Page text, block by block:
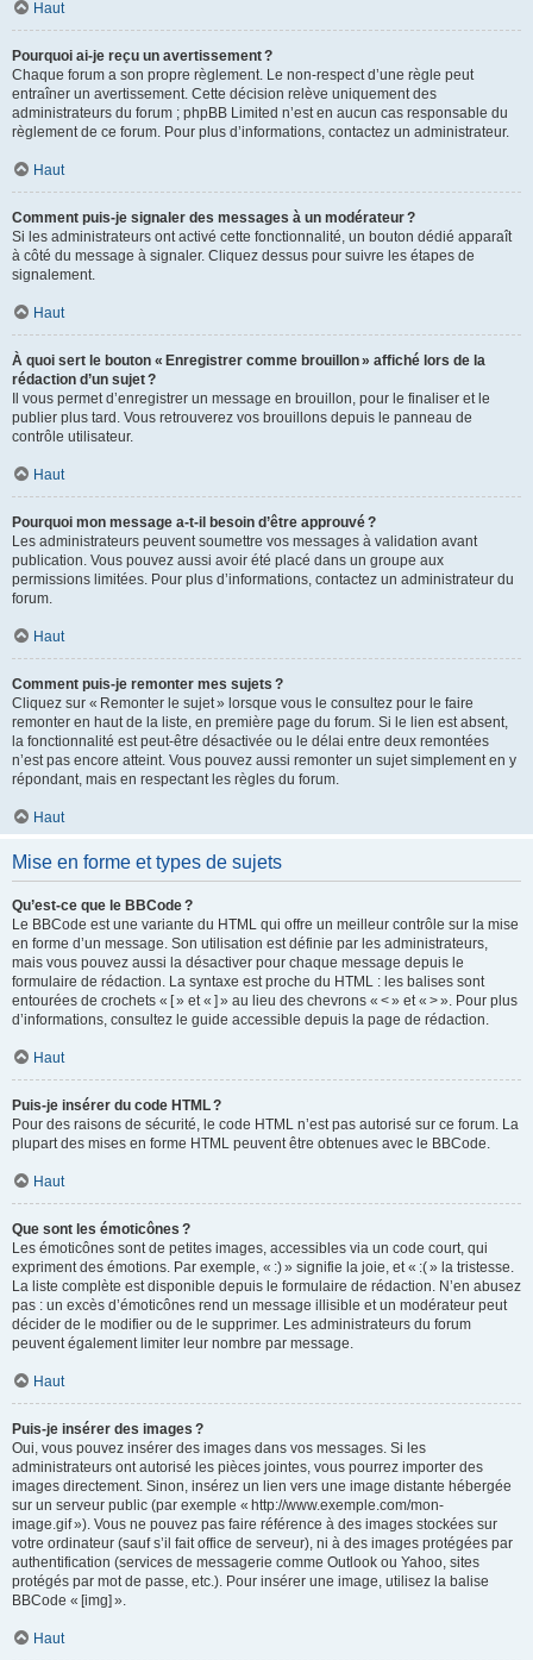
Haut
Pourquoi ai-je reçu un avertissement ?
Chaque forum a son propre règlement. Le non-respect d’une règle peut
entraîner un avertissement. Cette décision relève uniquement des
administrateurs du forum ; phpBB Limited n’est en aucun cas responsable du
règlement de ce forum. Pour plus d’informations, contactez un administrateur.
Haut
Comment puis-je signaler des messages à un modérateur ?
Si les administrateurs ont activé cette fonctionnalité, un bouton dédié apparaît
à côté du message à signaler. Cliquez dessus pour suivre les étapes de
signalement.
Haut
À quoi sert le bouton « Enregistrer comme brouillon » affiché lors de la
rédaction d’un sujet ?
Il vous permet d’enregistrer un message en brouillon, pour le finaliser et le
publier plus tard. Vous retrouverez vos brouillons depuis le panneau de
contrôle utilisateur.
Haut
Pourquoi mon message a-t-il besoin d’être approuvé ?
Les administrateurs peuvent soumettre vos messages à validation avant
publication. Vous pouvez aussi avoir été placé dans un groupe aux
permissions limitées. Pour plus d’informations, contactez un administrateur du
forum.
Haut
Comment puis-je remonter mes sujets ?
Cliquez sur « Remonter le sujet » lorsque vous le consultez pour le faire
remonter en haut de la liste, en première page du forum. Si le lien est absent,
la fonctionnalité est peut-être désactivée ou le délai entre deux remontées
n’est pas encore atteint. Vous pouvez aussi remonter un sujet simplement en y
répondant, mais en respectant les règles du forum.
Haut
Mise en forme et types de sujets
Qu’est-ce que le BBCode ?
Le BBCode est une variante du HTML qui offre un meilleur contrôle sur la mise
en forme d’un message. Son utilisation est définie par les administrateurs,
mais vous pouvez aussi la désactiver pour chaque message depuis le
formulaire de rédaction. La syntaxe est proche du HTML : les balises sont
entourées de crochets « [ » et « ] » au lieu des chevrons « < » et « > ». Pour plus
d’informations, consultez le guide accessible depuis la page de rédaction.
Haut
Puis-je insérer du code HTML ?
Pour des raisons de sécurité, le code HTML n’est pas autorisé sur ce forum. La
plupart des mises en forme HTML peuvent être obtenues avec le BBCode.
Haut
Que sont les émoticônes ?
Les émoticônes sont de petites images, accessibles via un code court, qui
expriment des émotions. Par exemple, « :) » signifie la joie, et « :( » la tristesse.
La liste complète est disponible depuis le formulaire de rédaction. N’en abusez
pas : un excès d’émoticônes rend un message illisible et un modérateur peut
décider de le modifier ou de le supprimer. Les administrateurs du forum
peuvent également limiter leur nombre par message.
Haut
Puis-je insérer des images ?
Oui, vous pouvez insérer des images dans vos messages. Si les
administrateurs ont autorisé les pièces jointes, vous pourrez importer des
images directement. Sinon, insérez un lien vers une image distante hébergée
sur un serveur public (par exemple « http://www.exemple.com/mon-
image.gif »). Vous ne pouvez pas faire référence à des images stockées sur
votre ordinateur (sauf s’il fait office de serveur), ni à des images protégées par
authentification (services de messagerie comme Outlook ou Yahoo, sites
protégés par mot de passe, etc.). Pour insérer une image, utilisez la balise
BBCode « [img] ».
Haut